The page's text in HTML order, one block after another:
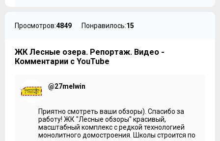
компания «ФОБОС»
, сейчас строит еще один дом –
К-2 мы сможем любоваться на лес, а на карьер будут
выходить только окна, ориентированные на северо-
восток. Старт продаж квартир корпуса К-4, застройщик
Что касается еще двух корпусов, то по ним пока тоже нет
многоэтажные дома с видом на карьер.
Что касается условий покупки, то подробно ознакомиться
с ними вы можете на портале Квартирный Контроль, в
Просмотров:4849 Понравилось:15
ЖК Лесные озера. Репортаж. Видео -
Комментарии с YouTube
@27melwin
Приятно смотреть ваши обзоры). Спасибо за
работу! ЖК "Лесные обзоры" красивый,
масштабный комплекс с редкой технологией
монолитного домостроения. Школы строится по